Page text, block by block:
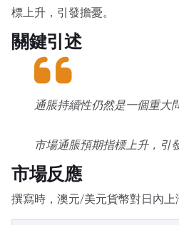
標上升，引發擔憂。
關鍵引述
通脹持續性仍然是一個重大
市場通脹預期指標上升，引
市場反應
撰寫時，澳元/美元貨幣對日內上